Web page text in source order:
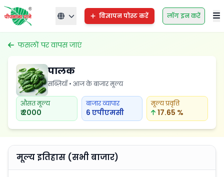
विज्ञापन पोस्ट करें लॉग इन करें
फसलों पर वापस जाएं
पालक
सब्ज़ियाँ • आज के बाजार मूल्य
औसत मूल्य
₹ 2000
बाजार व्यापार
6 एपीएमसी
मूल्य प्रवृत्ति
17.65 %
मूल्य इतिहास (सभी बाजार)